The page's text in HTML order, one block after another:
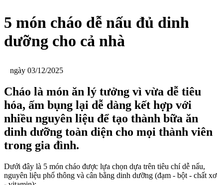
5 món cháo dễ nấu đủ dinh
dưỡng cho cả nhà
ngày 03/12/2025
Cháo là món ăn lý tưởng vì vừa dễ tiêu
hóa, ấm bụng lại dễ dàng kết hợp với
nhiều nguyên liệu để tạo thành bữa ăn
dinh dưỡng toàn diện cho mọi thành viên
trong gia đình.
Dưới đây là 5 món cháo được lựa chọn dựa trên tiêu chí dễ nấu,
nguyên liệu phổ thông và cân bằng dinh dưỡng (đạm - bột - chất xơ